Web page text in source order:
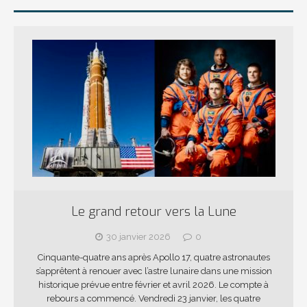
Le grand retour vers la Lune
30 janvier 2026
0
Cinquante-quatre ans après Apollo 17, quatre astronautes
s’apprêtent à renouer avec l’astre lunaire dans une mission
historique prévue entre février et avril 2026. Le compte à
rebours a commencé. Vendredi 23 janvier, les quatre